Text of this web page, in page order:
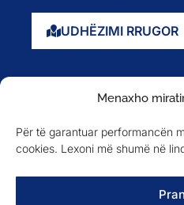
Menaxho
Për të garantuar performancën
cookies. Lexoni më shumë në
UDHËZIMI RRUGOR
Evente
Anëtarët
Newsletter